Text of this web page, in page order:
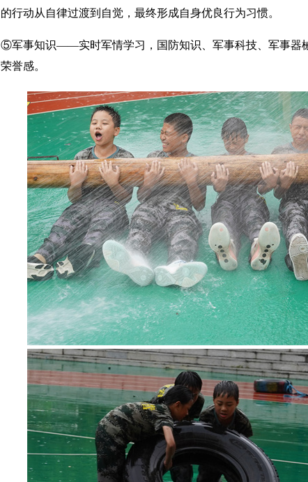
的行动从自律过渡到自觉，最终形成自身优良行为习惯。
⑤军事知识——实时军情学习，国防知识、军事科技、军事器
荣誉感。